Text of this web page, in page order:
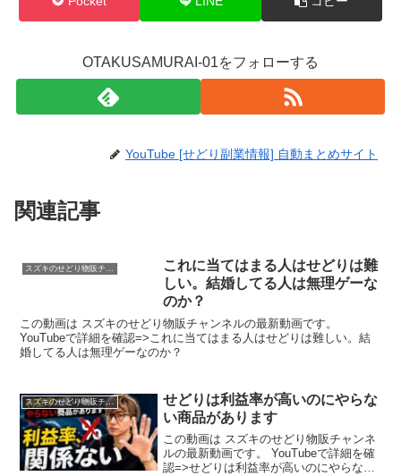
OTAKUSAMURAI-01をフォローする
YouTube [せどり副業情報] 自動まとめサイト
関連記事
これに当てはまる人はせどりは難
しい。結婚してる人は無理ゲーな
のか？
この動画は スズキのせどり物販チャンネルの最新動画です。
YouTubeで詳細を確認=>これに当てはまる人はせどりは難しい。結
婚してる人は無理ゲーなのか？
スズキのせどり物販チャンネル
せどりは利益率が高いのにやらな
い商品があります
この動画は スズキのせどり物販チャンネ
ルの最新動画です。 YouTubeで詳細を確
認=>せどりは利益率が高いのにやらない